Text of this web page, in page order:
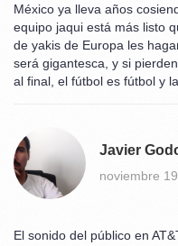
México ya lleva años
equipo jaqui está más listo
de yakis de Europa les
será gigantesca, y si
al final, el fútbol es fútbol y
Javier
noviembre
El sonido del público en